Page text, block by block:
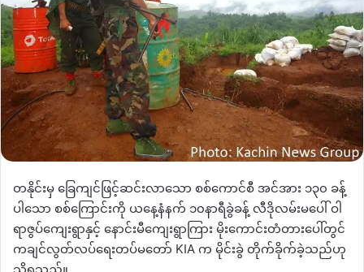
တနိုင်းမှ ခြေကျင်ဖြင့်ဆင်းလာသော စစ်ကောင်စီ အင်အား ၁၃၀ ခန့်
ပါသော စစ်ကြောင်းကို ယနေ့နံနက် ၁၀နာရီခွဲခန့် လီဒိုလမ်းမပေါ် ဝါ
ရာဇွပ်ကျေးရွာနှင့် နောင်းမီကျေးရွာကြား မိုးကောင်းတံတားပေါ်တွင်
ကချင်လွတ်လပ်ရေးတပ်မတော် KIA က မိုင်းခွဲ တိုက်ခိုက်ခဲ့သည်ဟု
သိရသည်။